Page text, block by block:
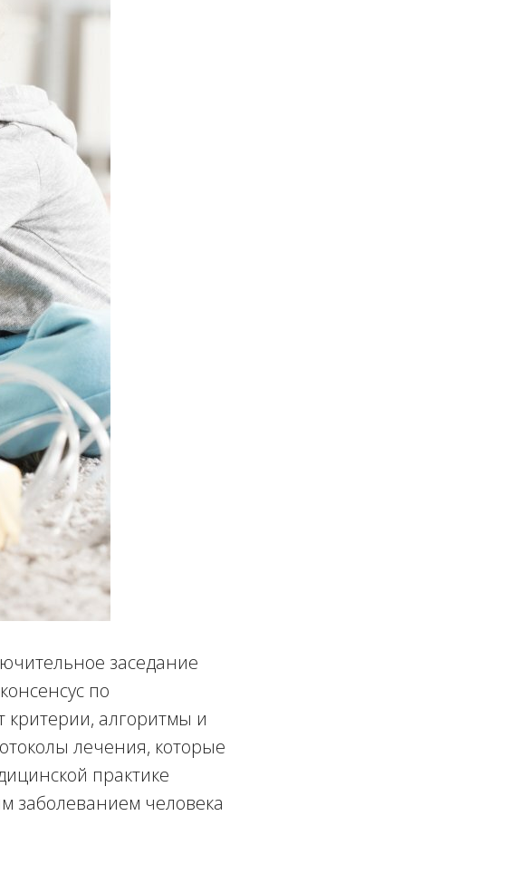
заседание
по
критерии, алгоритмы и
лечения, которые
практике
заболеванием человека